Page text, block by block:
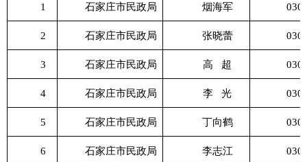
1 石家庄市民政局 烟海军
2 石家庄市民政局 张晓蕾
3 石家庄市民政局 高 超
4 石家庄市民政局 李 光
5 石家庄市民政局 丁向鹤
6 石家庄市民政局 李志江